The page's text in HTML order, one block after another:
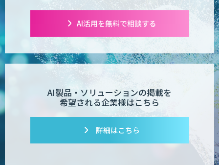
AI活用を無料で相談する
AI製品・ソリューションの掲載を
希望される企業様はこちら
詳細はこちら